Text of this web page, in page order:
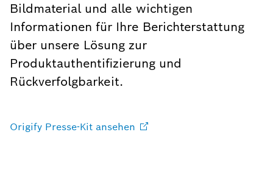
Bildmaterial und alle wichtigen
Informationen für Ihre Berichterstattung
über unsere Lösung zur
Produktauthentifizierung und
Rückverfolgbarkeit.
Origify Presse-Kit ansehen